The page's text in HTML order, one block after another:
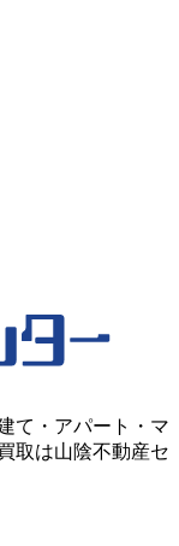
て・アパート・マ
取は山陰不動産セ